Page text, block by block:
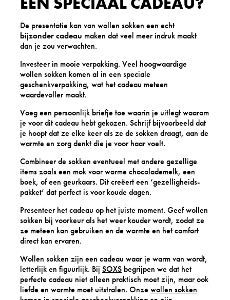
De presentatie kan van wollen sokken een echt
bijzonder cadeau maken dat veel meer indruk maakt
dan je zou verwachten.
Investeer in mooie verpakking. Veel hoogwaardige
wollen sokken komen al in een speciale
geschenkverpakking, wat het cadeau meteen
waardevoller maakt.
Voeg een persoonlijk briefje toe waarin je uitlegt waarom
je voor dit cadeau hebt gekozen. Schrijf bijvoorbeeld dat
je hoopt dat ze elke keer als ze de sokken draagt, aan de
warmte en zorg denkt die je voor haar voelt.
Combineer de sokken eventueel met andere gezellige
items zoals een mok voor warme chocolademelk, een
boek, of een geurkaars. Dit creëert een ‘gezelligheids-
pakket’ dat perfect is voor koude dagen.
Presenteer het cadeau op het juiste moment. Geef wollen
sokken bij voorkeur als het weer kouder wordt, zodat ze
ze meteen kan gebruiken en de warmte en het comfort
direct kan ervaren.
Wollen sokken zijn een cadeau waar je warm van wordt,
letterlijk en figuurlijk. Bij SOXS begrijpen we dat het
perfecte cadeau niet alleen praktisch moet zijn, maar ook
liefde en warmte moet uitstralen. Onze wollen sokken